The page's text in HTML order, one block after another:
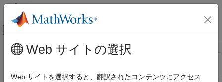
コンテンツへスキップ
オフキャンバス ナビゲーション メ
リソース
メインコンテンツ
Web サイトの選択
Web サイトを選択すると、翻訳されたコンテンツにアクセス